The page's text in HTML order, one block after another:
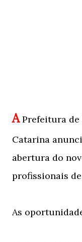
APrefeitura de
Catarina
abertura do
profissionais
As